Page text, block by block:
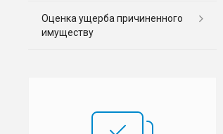
Оценка ущерба причиненного
имуществу